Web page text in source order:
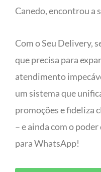
Canedo, encontrou a
Com o Seu Delivery,
que precisa para
atendimento
um sistema que
promoções e fideliza
– e ainda com o
para WhatsApp!